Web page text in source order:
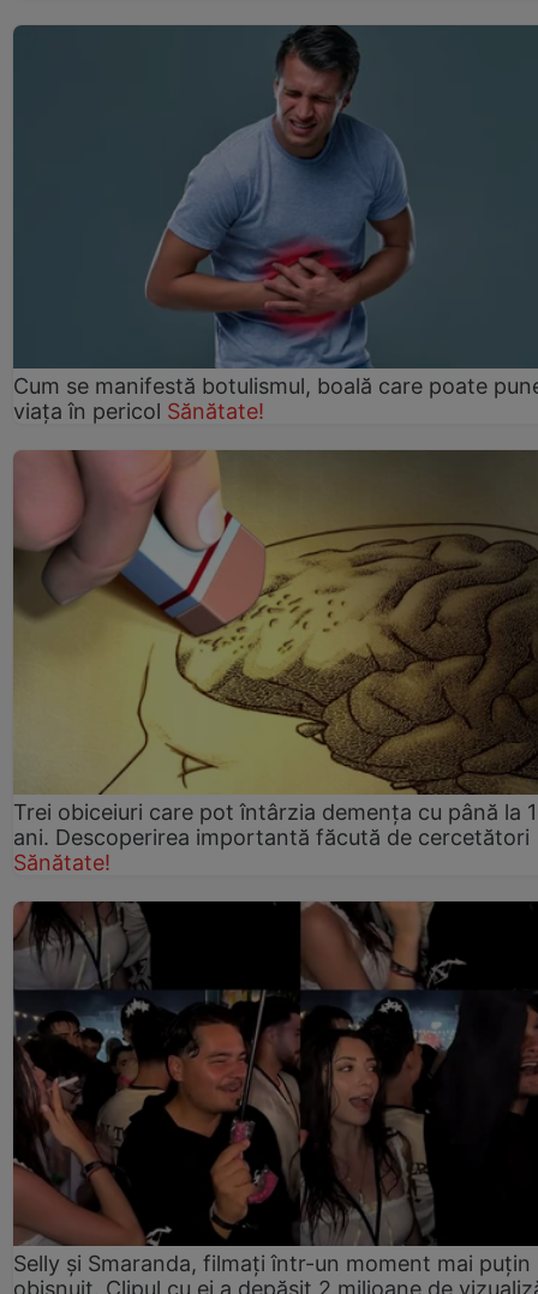
Cum se manifestă botulismul, boală care poate
viaţa în pericol Sănătate!
Trei obiceiuri care pot întârzia demența cu până la
ani. Descoperirea importantă făcută de cercetători
Sănătate!
Selly și Smaranda, filmați într-un moment mai puțin
obișnuit. Clipul cu ei a depășit 2 milioane de